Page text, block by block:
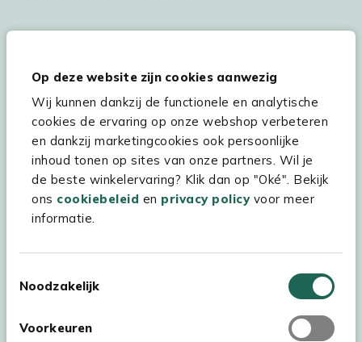
Op deze website zijn cookies aanwezig
Wij kunnen dankzij de functionele en analytische
cookies de ervaring op onze webshop verbeteren
en dankzij marketingcookies ook persoonlijke
inhoud tonen op sites van onze partners. Wil je
de beste winkelervaring? Klik dan op "Oké". Bekijk
ons cookiebeleid en privacy policyvoor meer
informatie.
Noodzakelijk
Voorkeuren
Hulp & service
Assortiment
Kees Smit Tuinmeubelen
Experience Stores XXL